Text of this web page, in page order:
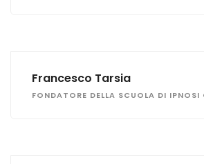
Francesco Tarsia
FONDATORE DELLA SCUOLA DI IPNOSI